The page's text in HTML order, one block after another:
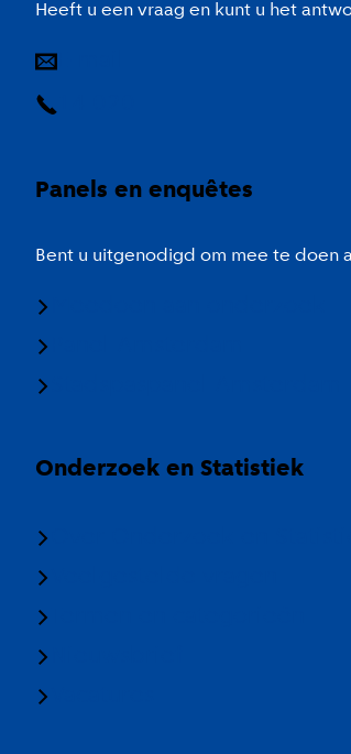
Heeft u een vraag en kunt u het
Panels en enquêtes
Bent u uitgenodigd om mee te doen
Onderzoek en Statistiek